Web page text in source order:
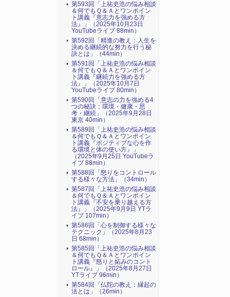
第593回「上祐史浩の悩み相談
＆何でもＱ＆Ａとワンポイン
ト講義『意志力を強める方
法』​」（2025年10月23日
YouTubeライブ 88min）
第592回「精進の教え：人生を
決める継続的な努力を行う秘
訣とは」（44min）
第591回「上祐史浩の悩み相談
＆何でもＱ＆Ａとワンポイン
ト講義『継続力を強める方
法』​」（2025年10月7日
YouTubeライブ 80min）
第590回「意志の力を強める4
つの秘訣：環境・健康・思
考・継続」（2025年9月28日
東京 40min）
第589回「上祐史浩の悩み相談
＆何でもＱ＆Ａとワンポイン
ト講義『ポジティブな心を作
る環境と体の使い方』​」
（2025年9月25日 YouTubeラ
イブ 88min）
第588回「怒りをコントロール
する様々な方法」（34min）
第587回「上祐史浩の悩み相談
＆何でもＱ＆Ａとワンポイン
ト講義『不安を乗り越える方
法』​」（2025年9月9日 YTラ
イブ 107min）
第586回「心を制御する様々な
テクニック」（2025年8月23
日 68min）
第585回「上祐史浩の悩み相談
＆何でもＱ＆Ａとワンポイン
ト講義『怒りと妬みのコント
ロール』​」（2025年8月27日
YTライブ 96min）
第584回「仏陀の教え：縁起の
法とは」（26min）